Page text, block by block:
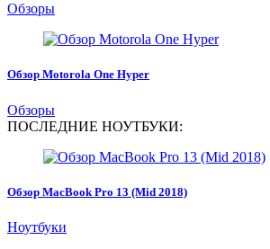
Обзоры
Обзор Motorola One Hyper
Обзоры
ПОСЛЕДНИЕ НОУТБУКИ:
Обзор MacBook Pro 13 (Mid 2018)
Ноутбуки